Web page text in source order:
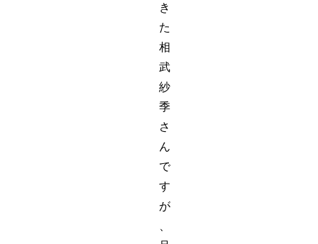
き
た
相
武
紗
季
さ
ん
で
す
が